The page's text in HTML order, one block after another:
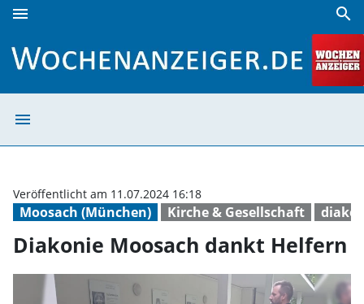
menu search
menu
Moosach (München) Kirche & Gesellschaft
Veröffentlicht am 11.07.2024 16:18
Diakonie Moosach dankt Helfern